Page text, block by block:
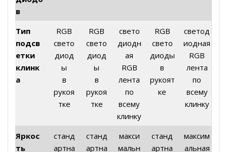
в
Тип
подсв
етки
клинк
а
RGB
свето
диод
ы
в
рукоя
тке
RGB
свето
диод
ы
в
рукоя
тке
свето
диодн
ая
RGB
лента
по
всему
клинку
RGB
свето
диоды
в
рукоят
ке
светод
иодная
RGB
лента
по
всему
клинку
Яркос
ть
станд
артна
станд
артна
макси
мальн
станд
артна
максим
альная